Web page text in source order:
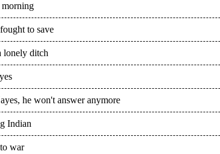
morning
to save
lonely ditch
he won't answer anymore
Indian
war